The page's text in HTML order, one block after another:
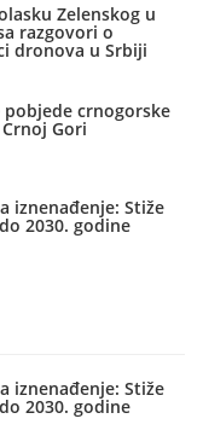
Zelenskog u
razgovori o
dronova u Srbiji
crnogorske
Gori
iznenađenje: Stiže
2030. godine
iznenađenje: Stiže
2030. godine